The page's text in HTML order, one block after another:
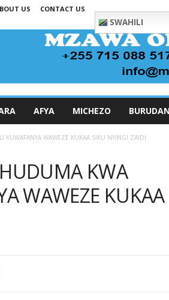
US CONTACT US
SWAHILI
AFYA MICHEZO
KUWAFANYA WAWEZE KUKAA SIKU NYINGI ZAIDI
KWA
WAWEZE KUKAA